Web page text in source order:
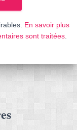
En savoir plus
sont traitées